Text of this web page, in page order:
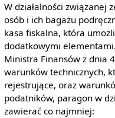
W działalności związanej
osób i ich bagażu
kasa fiskalna, która
dodatkowymi
Ministra Finansów z dnia
warunków technicznych,
rejestrujące, oraz
podatników, paragon w
zawierać co najmniej: